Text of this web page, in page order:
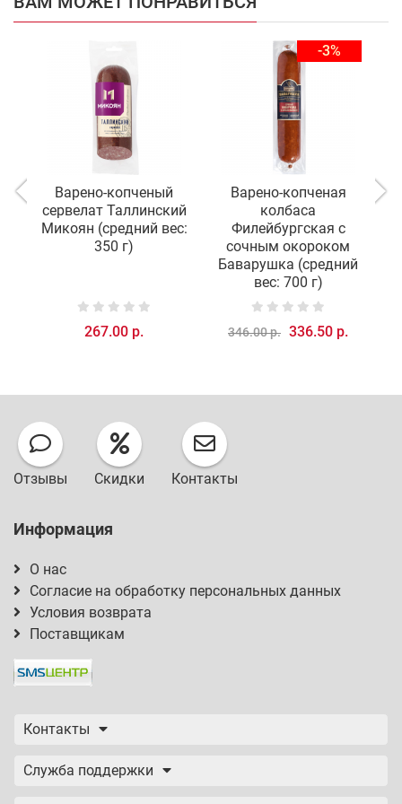
Варено-копченый
сервелат Таллинский
Микоян (средний вес:
350 г)
267.00 р.
-3%
Варено-копченая
колбаса
Филейбургская с
сочным окороком
Баварушка (средний
вес: 700 г)
346.00 р. 336.50 р.
Отзывы Скидки Контакты
Информация
О нас
Согласие на обработку персональных данных
Условия возврата
Поставщикам
Контакты
Служба поддержки